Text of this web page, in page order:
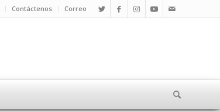
Contáctenos Correo